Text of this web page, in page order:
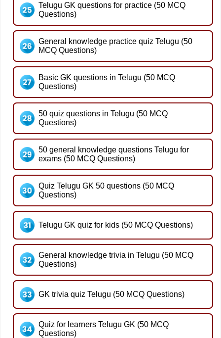
Telugu GK questions for practice (50 MCQ
Questions)
General knowledge practice quiz Telugu (50
MCQ Questions)
Basic GK questions in Telugu (50 MCQ
Questions)
50 quiz questions in Telugu (50 MCQ
Questions)
50 general knowledge questions Telugu for
exams (50 MCQ Questions)
Quiz Telugu GK 50 questions (50 MCQ
Questions)
Telugu GK quiz for kids (50 MCQ Questions)
General knowledge trivia in Telugu (50 MCQ
Questions)
GK trivia quiz Telugu (50 MCQ Questions)
Quiz for learners Telugu GK (50 MCQ
Questions)